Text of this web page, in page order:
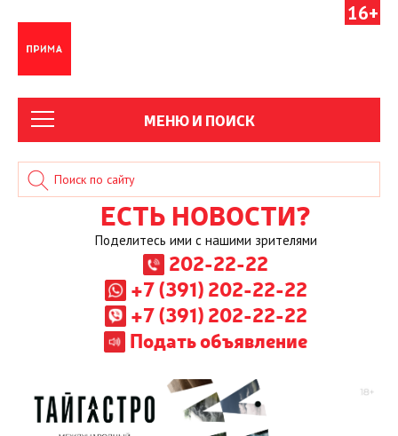
16+
МЕНЮ И ПОИСК
ЕСТЬ НОВОСТИ?
Поделитесь ими с нашими зрителями
202-22-22
+7 (391) 202-22-22
+7 (391) 202-22-22
Подать объявление